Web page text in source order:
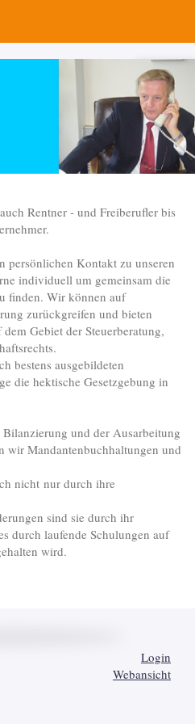
Rentner - und Freiberufler bis
persönlichen Kontakt zu unseren
individuell um gemeinsam die
finden. Wir können auf
zurückgreifen und bieten
Gebiet der Steuerberatung,
bestens ausgebildeten
die hektische Gesetzgebung in
und der Ausarbeitung
wir Mandantenbuchhaltungen und
nicht nur durch ihre
sind sie durch ihr
durch laufende Schulungen auf
wird.
Login
Webansicht